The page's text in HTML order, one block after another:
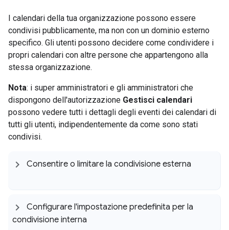
I calendari della tua organizzazione possono essere
condivisi pubblicamente, ma non con un dominio esterno
specifico. Gli utenti possono decidere come condividere i
propri calendari con altre persone che appartengono alla
stessa organizzazione.
Nota: i super amministratori e gli amministratori che
dispongono dell'autorizzazione Gestisci calendari
possono vedere tutti i dettagli degli eventi dei calendari di
tutti gli utenti, indipendentemente da come sono stati
condivisi.
Consentire o limitare la condivisione esterna
Configurare l'impostazione predefinita per la
condivisione interna